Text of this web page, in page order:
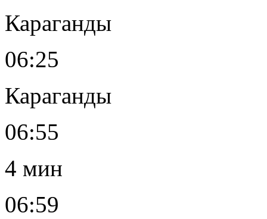
Караганды
06:25
Караганды
06:55
4 мин
06:59